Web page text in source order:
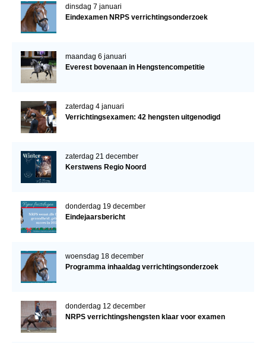
dinsdag 7 januari
Eindexamen NRPS verrichtingsonderzoek
maandag 6 januari
Everest bovenaan in Hengstencompetitie
zaterdag 4 januari
Verrichtingsexamen: 42 hengsten uitgenodigd
zaterdag 21 december
Kerstwens Regio Noord
donderdag 19 december
Eindejaarsbericht
woensdag 18 december
Programma inhaaldag verrichtingsonderzoek
donderdag 12 december
NRPS verrichtingshengsten klaar voor examen